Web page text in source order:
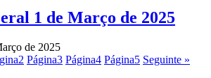
1 de Março de 2025
de 2025
2 Página3 Página4 Página5 Seguinte »